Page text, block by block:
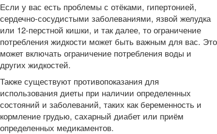
Если у вас есть проблемы с отёками, гипертонией,
сердечно-сосудистыми заболеваниями, язвой желудка
или 12-перстной кишки, и так далее, то ограничение
потребления жидкости может быть важным для вас. Это
может включать ограничение потребления воды и
других жидкостей.
Также существуют противопоказания для
использования диеты при наличии определенных
состояний и заболеваний, таких как беременность и
кормление грудью, сахарный диабет или приём
определенных медикаментов.